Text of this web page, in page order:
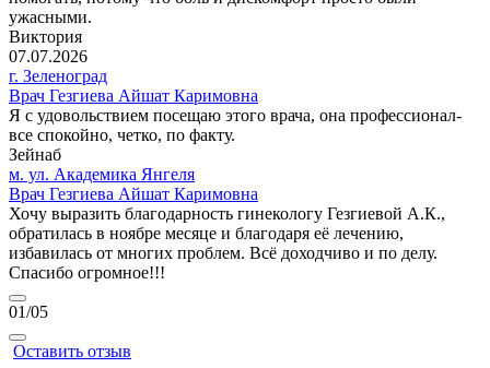
ужасными.
Виктория
07.07.2026
г. Зеленоград
Врач Гезгиева Айшат Каримовна
Я с удовольствием посещаю этого врача, она профессионал-
все спокойно, четко, по факту.
Зейнаб
м. ул. Академика Янгеля
Врач Гезгиева Айшат Каримовна
Хочу выразить благодарность гинекологу Гезгиевой А.К.,
обратилась в ноябре месяце и благодаря её лечению,
избавилась от многих проблем. Всё доходчиво и по делу.
Спасибо огромное!!!
01/05
Оставить отзыв